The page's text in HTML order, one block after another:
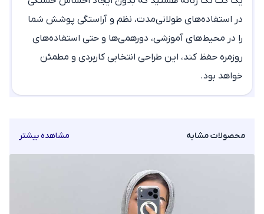
در استفاده‌های طولانی‌مدت، نظم و آراستگی پوشش شما
را در محیط‌های آموزشی، دورهمی‌ها و حتی استفاده‌های
روزمره حفظ کند، این طراحی انتخابی کاربردی و مطمئن
خواهد بود.
محصولات مشابه مشاهده بیشتر